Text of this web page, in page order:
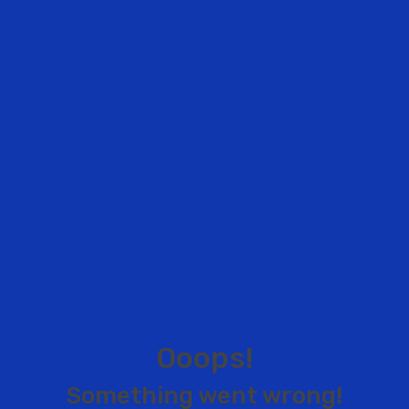
Ooops!
Something went wrong!